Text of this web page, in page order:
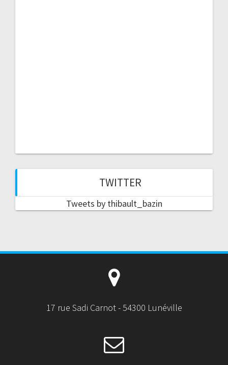
TWITTER
Tweets by thibault_bazin
17 rue Sadi Carnot - 54300 Lunéville